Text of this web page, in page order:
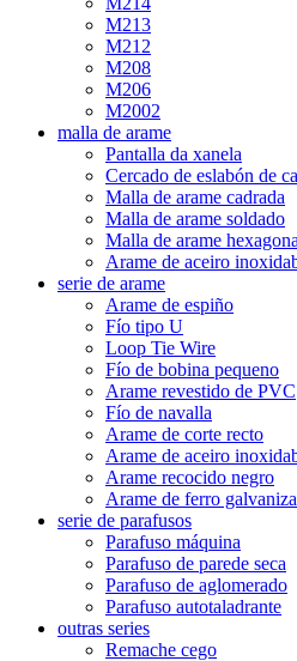
M213
M212
M208
M206
M2002
malla de arame
Pantalla da xanela
Cercado de eslabón de
Malla de arame cadrada
Malla de arame soldado
Malla de arame
Arame de aceiro
serie de arame
Arame de espiño
Fío tipo U
Loop Tie Wire
Fío de bobina pequeno
Arame revestido de PVC
Fío de navalla
Arame de corte recto
Arame de aceiro
Arame recocido negro
Arame de ferro
serie de parafusos
Parafuso máquina
Parafuso de parede seca
Parafuso de aglomerado
Parafuso autotaladrante
outras series
Remache cego